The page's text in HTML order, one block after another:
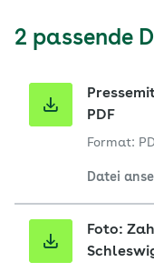
2 passende
PDF
Format:
Datei
Foto: